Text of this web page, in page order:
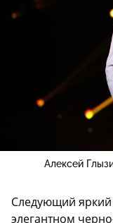
Алексей
Следующий яркий
элегантном